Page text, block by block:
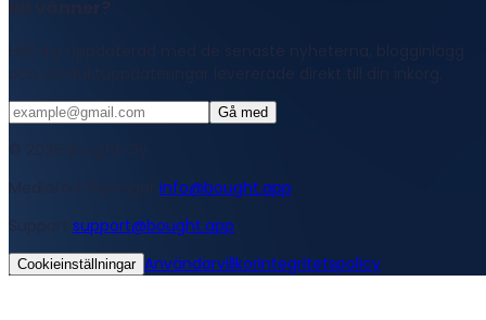
Gå med
info@bought.app
support@bought.app
Cookieinställningar AnvändarvillkorIntegritetspolicy